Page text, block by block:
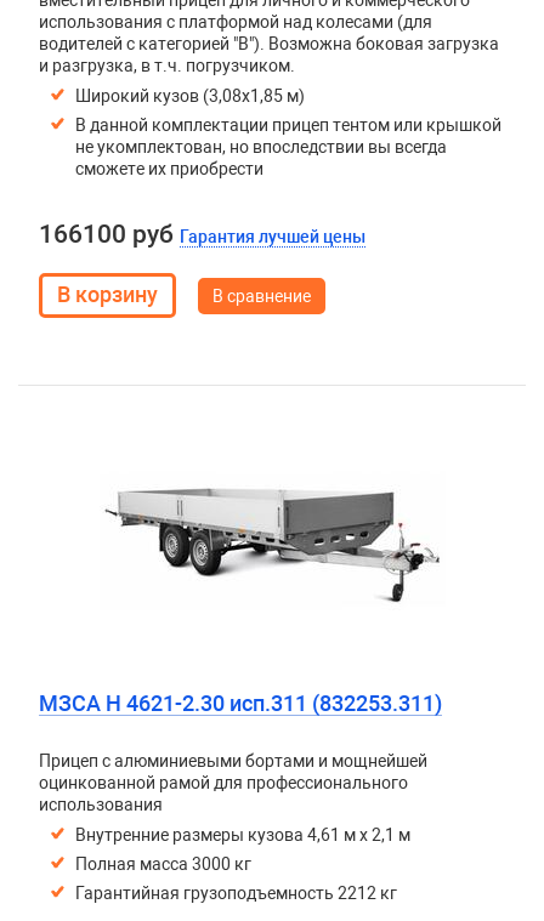
использования с платформой над колесами (для
водителей с категорией "В"). Возможна боковая загрузка
и разгрузка, в т.ч. погрузчиком.
Широкий кузов (3,08х1,85 м)
В данной комплектации прицеп тентом или крышкой
не укомплектован, но впоследствии вы всегда
сможете их приобрести
166100 руб Гарантия лучшей цены
В сравнение
МЗСА H 4621-2.30 исп.311 (832253.311)
Прицеп с алюминиевыми бортами и мощнейшей
оцинкованной рамой для профессионального
использования
Внутренние размеры кузова 4,61 м х 2,1 м
Полная масса 3000 кг
Гарантийная грузоподъемность 2212 кг